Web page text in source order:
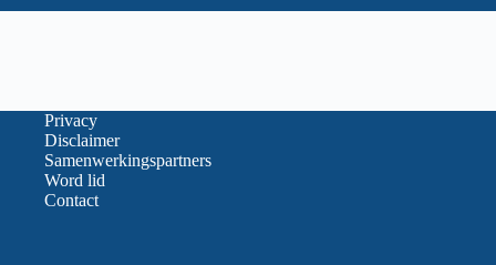
Privacy
Disclaimer
Samenwerkingspartners
Word lid
Contact